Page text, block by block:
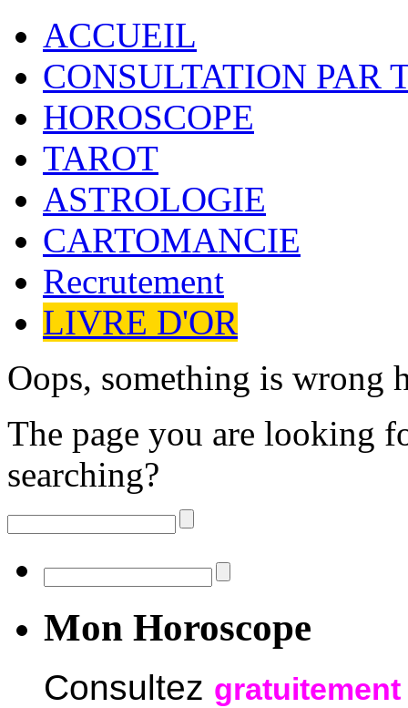
ACCUEIL
CONSULTATION PAR
HOROSCOPE
TAROT
ASTROLOGIE
CARTOMANCIE
Recrutement
LIVRE D'OR
Oops, something is wrong
The page you are looking
searching?
Mon Horoscope
Consultez gratuitement